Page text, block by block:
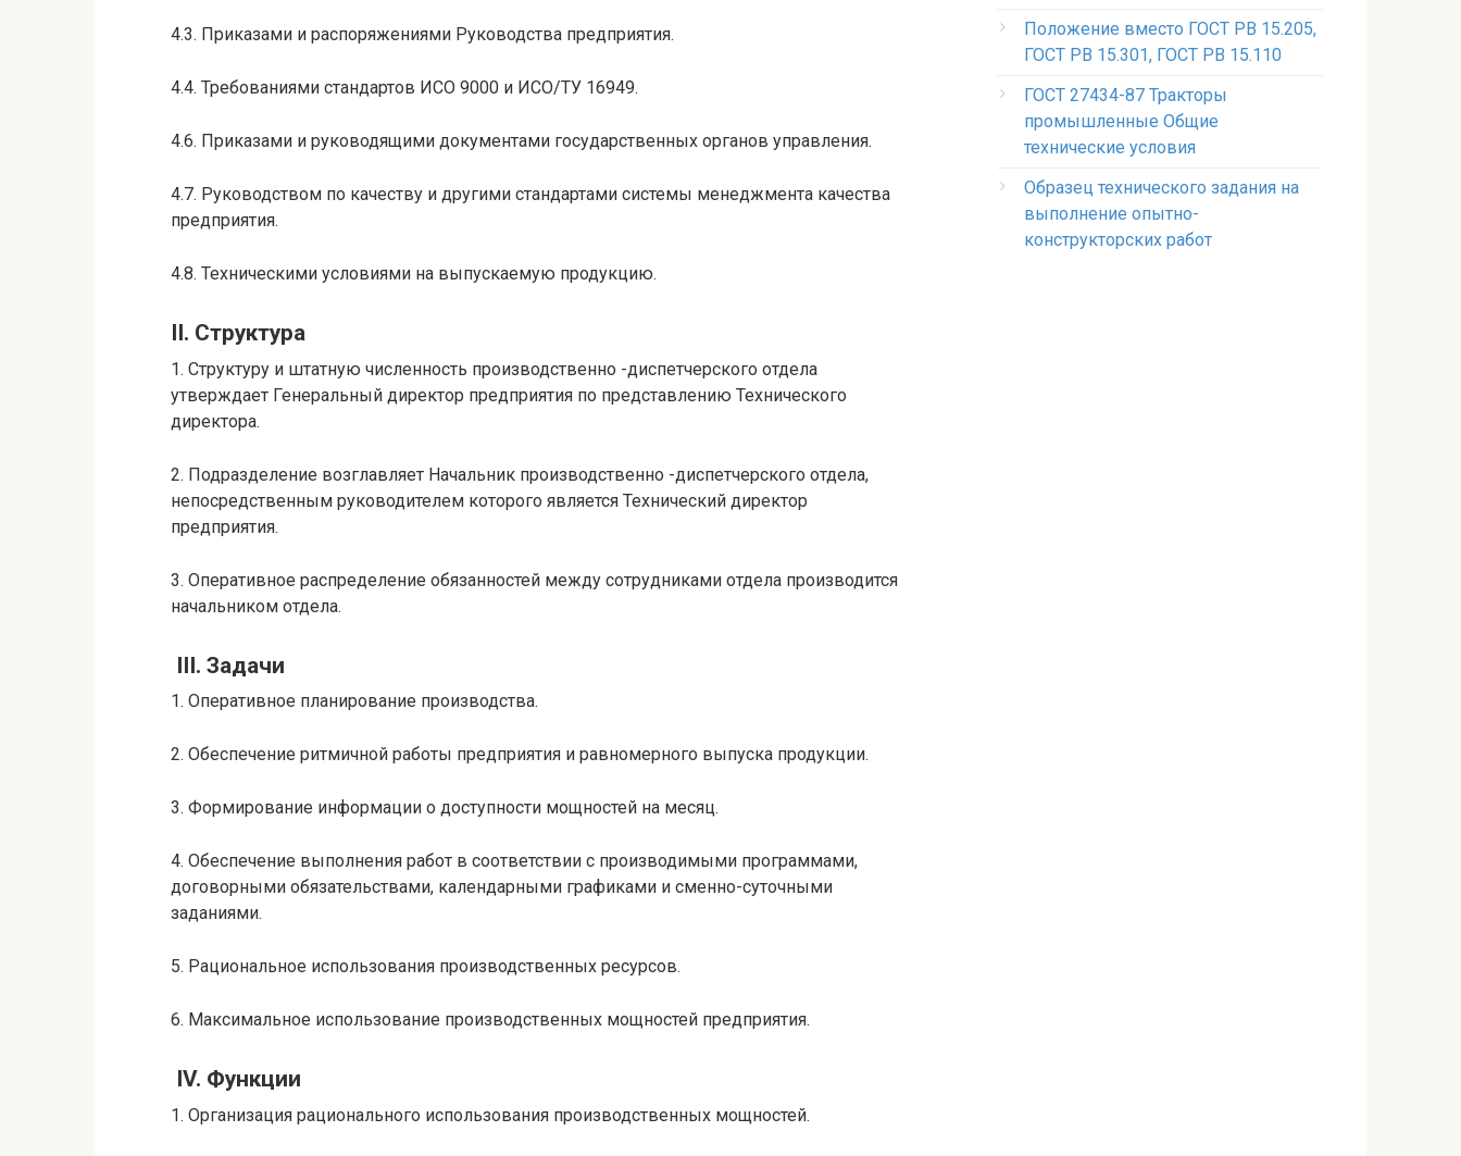
4.3. Приказами и распоряжениями Руководства предприятия.
4.4. Требованиями стандартов ИСО 9000 и ИСО/ТУ 16949.
4.6. Приказами и руководящими документами государственных органов управления.
4.7. Руководством по качеству и другими стандартами системы менеджмента качества
предприятия.
4.8. Техническими условиями на выпускаемую продукцию.
II. Структура
1. Структуру и штатную численность производственно -диспетчерского отдела
утверждает Генеральный директор предприятия по представлению Технического
директора.
2. Подразделение возглавляет Начальник производственно -диспетчерского отдела,
непосредственным руководителем которого является Технический директор
предприятия.
3. Оперативное распределение обязанностей между сотрудниками отдела производится
начальником отдела.
III. Задачи
1. Оперативное планирование производства.
2. Обеспечение ритмичной работы предприятия и равномерного выпуска продукции.
3. Формирование информации о доступности мощностей на месяц.
4. Обеспечение выполнения работ в соответствии с производимыми программами,
договорными обязательствами, календарными графиками и сменно-суточными
заданиями.
5. Рациональное использования производственных ресурсов.
6. Максимальное использование производственных мощностей предприятия.
IV. Функции
1. Организация рационального использования производственных мощностей.
Положение вместо ГОСТ РВ 15.205,
ГОСТ РВ 15.301, ГОСТ РВ 15.110
ГОСТ 27434-87 Тракторы
промышленные Общие
технические условия
Образец технического задания на
выполнение опытно-
конструкторских работ